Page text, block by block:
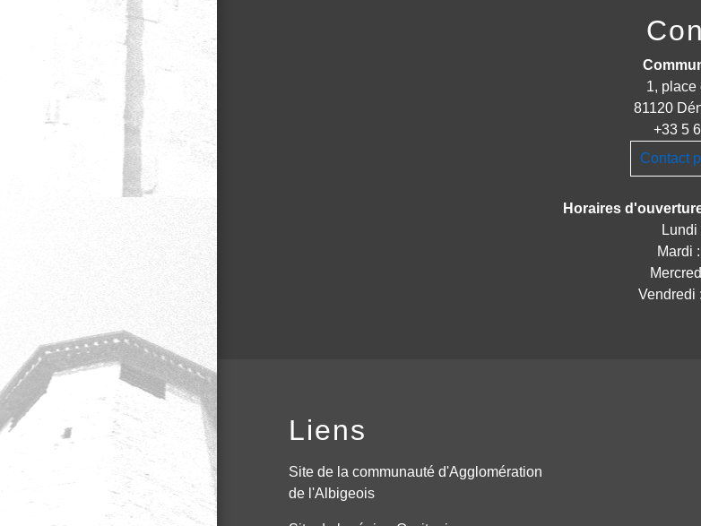
1, place
81120
+33 5
Contact
Horaires
Lundi
Mardi
Vendredi
Liens
Site de la communauté d'Agglomération
de l'Albigeois